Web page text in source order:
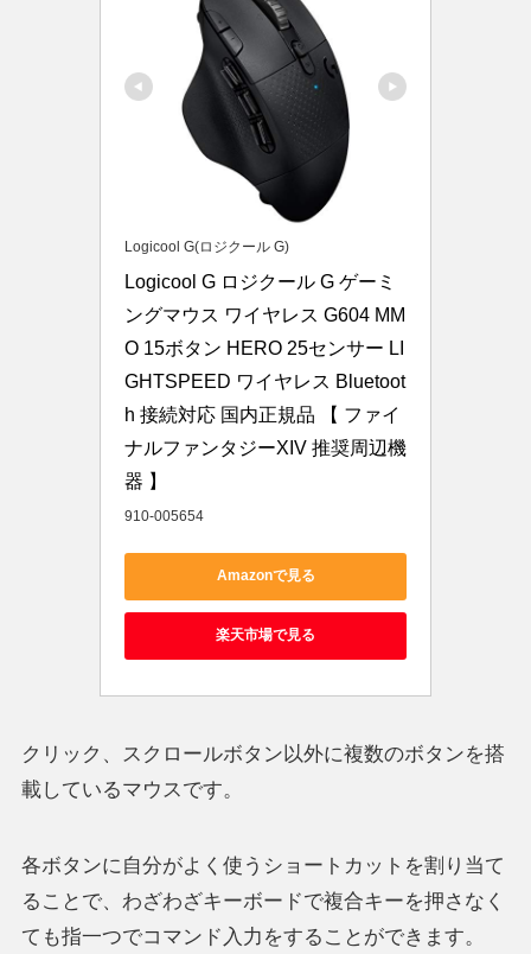
Logicool G(ロジクール G)
Logicool G ロジクール G ゲーミ
ングマウス ワイヤレス G604 MM
O 15ボタン HERO 25センサー LI
GHTSPEED ワイヤレス Bluetoot
h 接続対応 国内正規品 【 ファイ
ナルファンタジーXIV 推奨周辺機
器 】
910-005654
Amazonで見る
楽天市場で見る
クリック、スクロールボタン以外に複数のボタンを搭
載しているマウスです。
各ボタンに自分がよく使うショートカットを割り当て
ることで、わざわざキーボードで複合キーを押さなく
ても指一つでコマンド入力をすることができます。